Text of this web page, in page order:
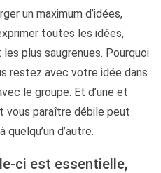
un maximum d’idées,
toutes les idées,
plus saugrenues. Pourquoi
restez avec votre idée dans
le groupe. Et d’une et
vous paraître débile peut
d’autre.
ci est essentielle,